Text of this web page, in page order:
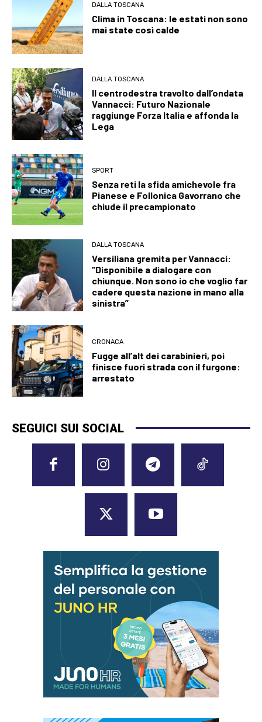
DALLA TOSCANA
Clima in Toscana: le estati non sono
mai state così calde
DALLA TOSCANA
Il centrodestra travolto dall’ondata
Vannacci: Futuro Nazionale
raggiunge Forza Italia e affonda la
Lega
SPORT
Senza reti la sfida amichevole fra
Pianese e Follonica Gavorrano che
chiude il precampionato
DALLA TOSCANA
Versiliana gremita per Vannacci:
“Disponibile a dialogare con
chiunque. Non sono io che voglio far
cadere questa nazione in mano alla
sinistra”
CRONACA
Fugge all’alt dei carabinieri, poi
finisce fuori strada con il furgone:
arrestato
SEGUICI SUI SOCIAL